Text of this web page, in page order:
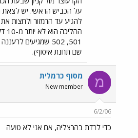
על הכביש הראשי. יש לצאת
להגיע עד הרמזור ולחצות
שם תחנת איסוף).
מ מסוף כרמלית
New member
6/2/06
כדי לרדת בהרצליה, אם אני לא טועה